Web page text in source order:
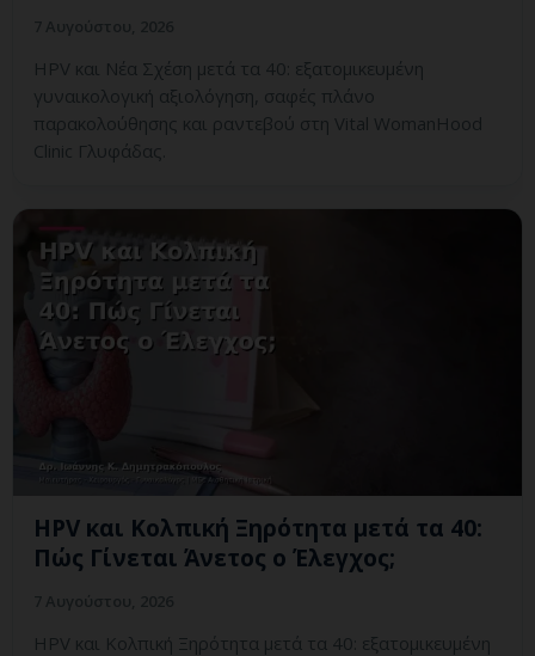
HPV και Νέα Σχέση μετά τα 40: εξατομικευμένη
γυναικολογική αξιολόγηση, σαφές πλάνο
παρακολούθησης και ραντεβού στη Vital WomanHood
Clinic Γλυφάδας.
HPV και Κολπική Ξηρότητα μετά τα 40:
Πώς Γίνεται Άνετος ο Έλεγχος;
HPV και Κολπική Ξηρότητα μετά τα 40: εξατομικευμένη